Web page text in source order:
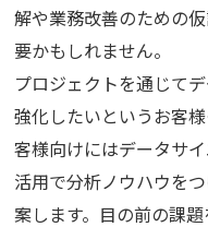
解や業務改善のための
要かもしれません。
プロジェクトを通じて
強化したいというお客
客様向けにはデータサ
活用で分析ノウハウを
案します。目の前の課